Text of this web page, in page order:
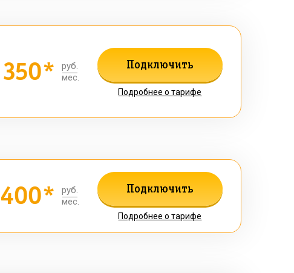
350*
руб.
мес.
Подключить
Подробнее о тарифе
400*
руб.
мес.
Подключить
Подробнее о тарифе